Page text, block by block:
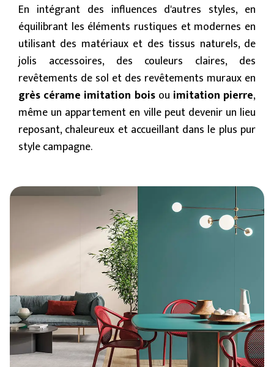
En intégrant des influences d'autres styles, en
équilibrant les éléments rustiques et modernes en
utilisant des matériaux et des tissus naturels, de
jolis accessoires, des couleurs claires, des
revêtements de sol et des revêtements muraux en
grès cérame imitation boisou imitation pierre,
même un appartement en ville peut devenir un lieu
reposant, chaleureux et accueillant dans le plus pur
style campagne.